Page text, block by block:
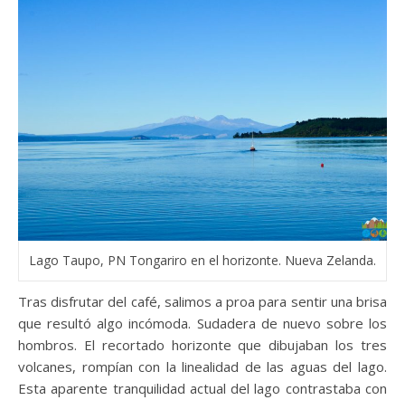
Lago Taupo, PN Tongariro en el horizonte. Nueva Zelanda.
Tras disfrutar del café, salimos a proa para sentir una brisa
que resultó algo incómoda. Sudadera de nuevo sobre los
hombros. El recortado horizonte que dibujaban los tres
volcanes, rompían con la linealidad de las aguas del lago.
Esta aparente tranquilidad actual del lago contrastaba con